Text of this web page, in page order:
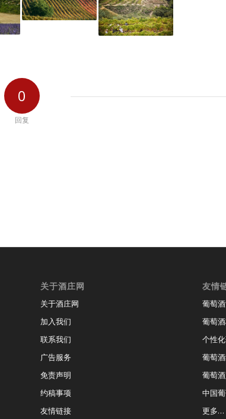
0
回复
关于酒庄网
关于酒庄网
加入我们
联系我们
广告服务
免责声明
约稿事项
友情链接
友情
葡萄
葡萄
个性
葡萄
葡萄
中国
更多…